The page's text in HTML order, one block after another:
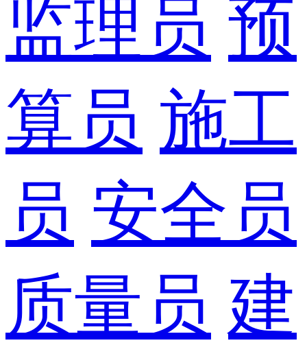
监理员 预
算员 施工
员 安全员
质量员 建